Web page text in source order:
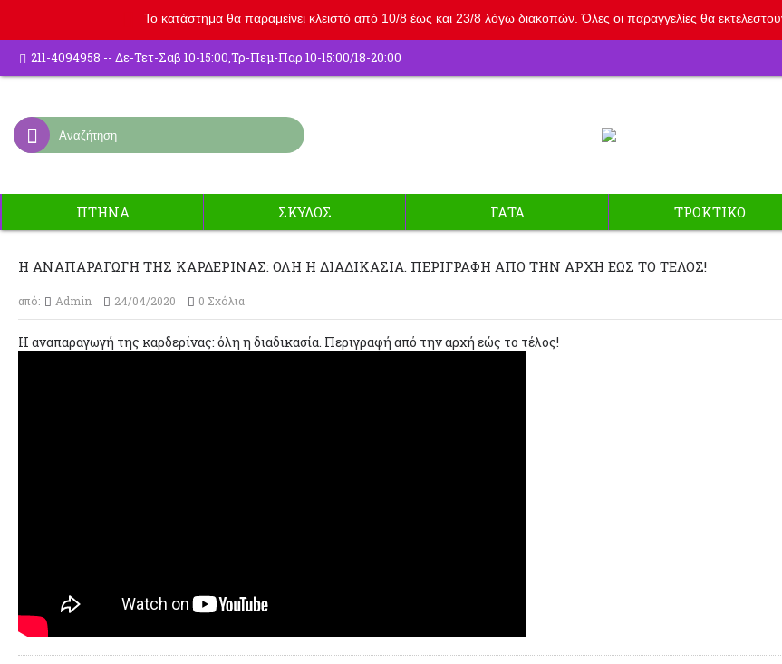
Το κατάστημα θα παραμείνει κλειστό από 10/8 έως και 23/8 λόγω διακοπών. Όλες οι παραγγελίες θα
211-4094958 -- Δε-Τετ-Σαβ 10-15:00,Τρ-Πεμ-Παρ 10-15:00/18-20:00
ΠΤΗΝΑ ΣΚΥΛΟΣ ΓΑΤΑ ΤΡΩΚΤΙΚΟ
Η ΑΝΑΠΑΡΑΓΩΓΉ ΤΗΣ ΚΑΡΔΕΡΊΝΑΣ: ΌΛΗ Η ΔΙΑΔΙΚΑΣΊΑ. ΠΕΡΙΓΡΑΦΉ ΑΠΌ ΤΗΝ ΑΡΧΉ ΕΏΣ ΤΟ ΤΈΛΟΣ!
από: Admin 24/04/2020 0 Σχόλια
Η αναπαραγωγή της καρδερίνας: όλη η διαδικασία. Περιγραφή από την αρχή εώς το τέλος!